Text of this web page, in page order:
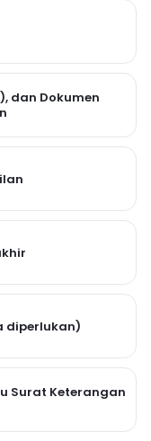
dan Dokumen
diperlukan)
Surat Keterangan